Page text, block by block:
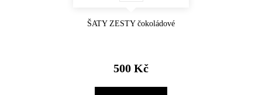
ŠATY ZESTY čokoládové
500 Kč